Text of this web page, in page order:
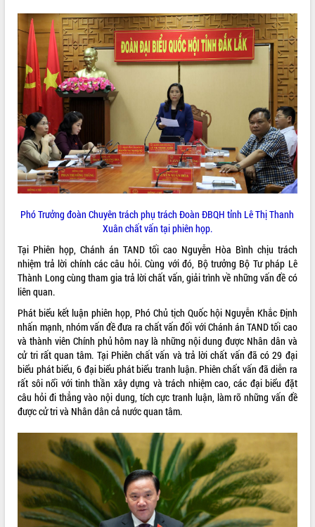
Lễ phát động chuỗi hoạt động chung
tay làm sạch môi trường
Xã Ea Kar bước chuyển mình trong
công tác cải cách hành chính mô hình
mới
UBND tỉnh họp báo định kỳ tháng 4
năm 2026
Hội thảo khoa học “Giải pháp thúc đẩy
phát triển nền kinh tế xanh tại tỉnh
Đắk Lắk”
Tăng cường giám sát, đôn đốc thực
hiện nhiệm vụ quản lý tài sản công
hàng tuần
Tháo gỡ những vướng mắc, đẩy mạnh
tại Trung tâm Phục vụ hành chính
công tỉnh
Đắk Lắk: Tôn vinh 46 giải pháp tại Hội
thi Sáng tạo Kỹ thuật 2024 - 2025
Đắk Lắk rà soát, điều chỉnh Đề án 190
về phát triển nuôi trồng thủy sản
Phó Chủ tịch UBND tỉnh Đắk Lắk
Trương Công Thái kiểm tra thực địa
Dự án cao tốc Khánh Hòa - Buôn Ma
Thuột
Định vị cà phê Việt Nam như một “di
Xây dựng nông thôn mới: Nâng cao đời
sống người dân từ những mô hình thiết
thực
Quyết liệt tháo gỡ vướng mắc, đẩy
nhanh tiến độ các dự án trọng điểm
trong Khu kinh tế Nam Phú Yên
Phó Trưởng đoàn Chuyên trách phụ trách Đoàn ĐBQH tỉnh Lê Thị Thanh
Xuân chất vấn tại phiên họp.
Tại Phiên họp, Chánh án TAND tối cao Nguyễn Hòa Bình chịu trách
nhiệm trả lời chính các câu hỏi. Cùng với đó, Bộ trưởng Bộ Tư pháp Lê
Thành Long cùng tham gia trả lời chất vấn, giải trình về những vấn đề có
liên quan.
Phát biểu kết luận phiên họp, Phó Chủ tịch Quốc hội Nguyễn Khắc Định
nhấn mạnh, nhóm vấn đề đưa ra chất vấn đối với Chánh án TAND tối cao
và thành viên Chính phủ hôm nay là những nội dung được Nhân dân và
cử tri rất quan tâm. Tại Phiên chất vấn và trả lời chất vấn đã có 29 đại
biểu phát biểu, 6 đại biểu phát biểu tranh luận. Phiên chất vấn đã diễn ra
rất sôi nổi với tinh thần xây dựng và trách nhiệm cao, các đại biểu đặt
câu hỏi đi thẳng vào nội dung, tích cực tranh luận, làm rõ những vấn đề
được cử tri và Nhân dân cả nước quan tâm.